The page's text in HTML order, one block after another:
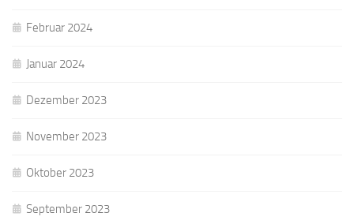
Februar 2024
Januar 2024
Dezember 2023
November 2023
Oktober 2023
September 2023